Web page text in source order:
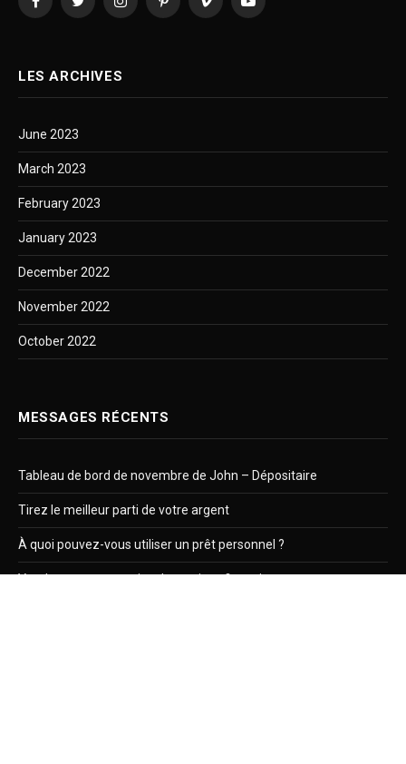
FacebookTwitterInstagramPinterestVimeo YouTube
LES ARCHIVES
June 2023
March 2023
February 2023
January 2023
December 2022
November 2022
October 2022
MESSAGES RÉCENTS
Tableau de bord de novembre de John – Dépositaire
Tirez le meilleur parti de votre argent
À quoi pouvez-vous utiliser un prêt personnel ?
Vendre votre entreprise de services financiers